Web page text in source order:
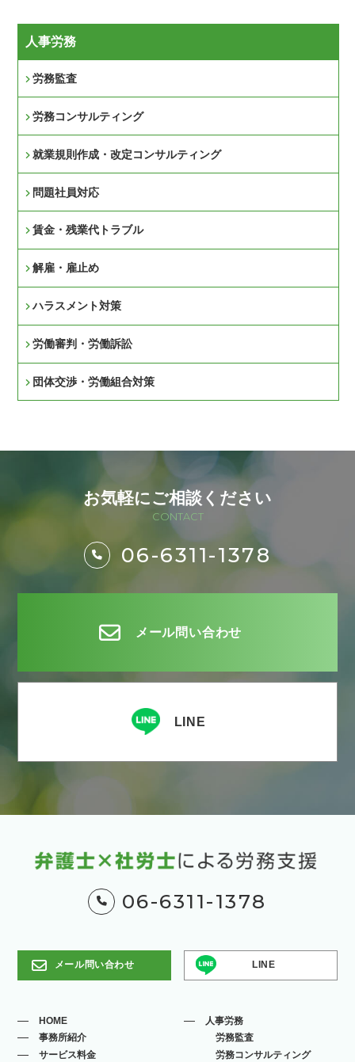
人事労務
労務監査
労務コンサルティング
就業規則作成・改定コンサルティング
問題社員対応
賃金・残業代トラブル
解雇・雇止め
ハラスメント対策
労働審判・労働訴訟
団体交渉・労働組合対策
お気軽にご相談ください
CONTACT
06-6311-1378
メール問い合わせ
LINE
06-6311-1378
メール問い合わせ LINE
HOME
事務所紹介
サービス料金
人事労務
労務監査
労務コンサルティング